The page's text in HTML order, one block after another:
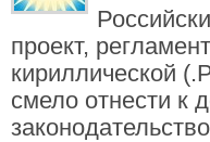
проект,
кириллической
смело отнести к